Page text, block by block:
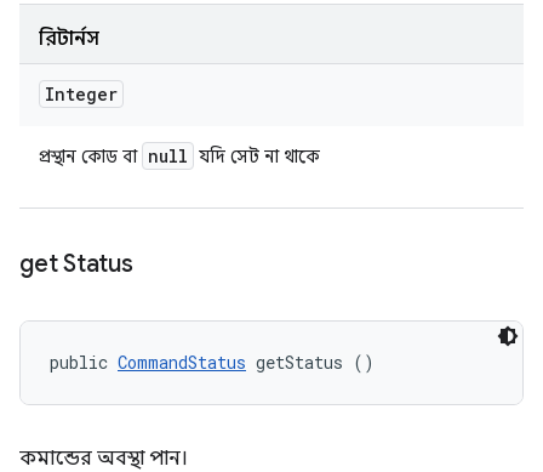
রিটার্নস
Integer
প্রস্থান কোড বা null যদি সেট না থাকে
get Status
public CommandStatus getStatus ()
কমান্ডের অবস্থা পান।